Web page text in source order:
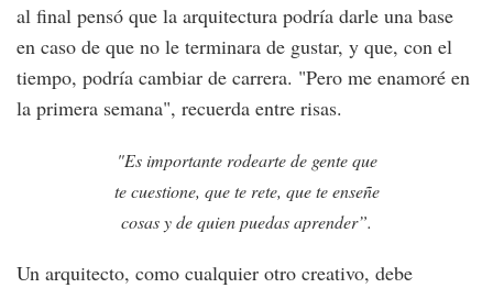
al final pensó que la arquitectura podría darle una base
en caso de que no le terminara de gustar, y que, con el
tiempo, podría cambiar de carrera. "Pero me enamoré en
la primera semana", recuerda entre risas.
"Es importante rodearte de gente que
te cuestione, que te rete, que te enseñe
cosas y de quien puedas aprender”.
Un arquitecto, como cualquier otro creativo, debe